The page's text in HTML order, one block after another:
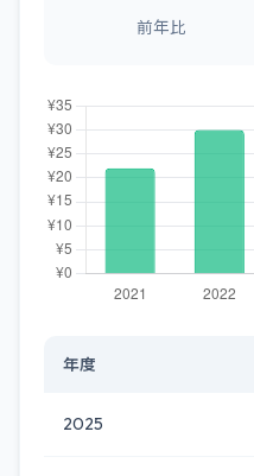
前年比
年度
2025